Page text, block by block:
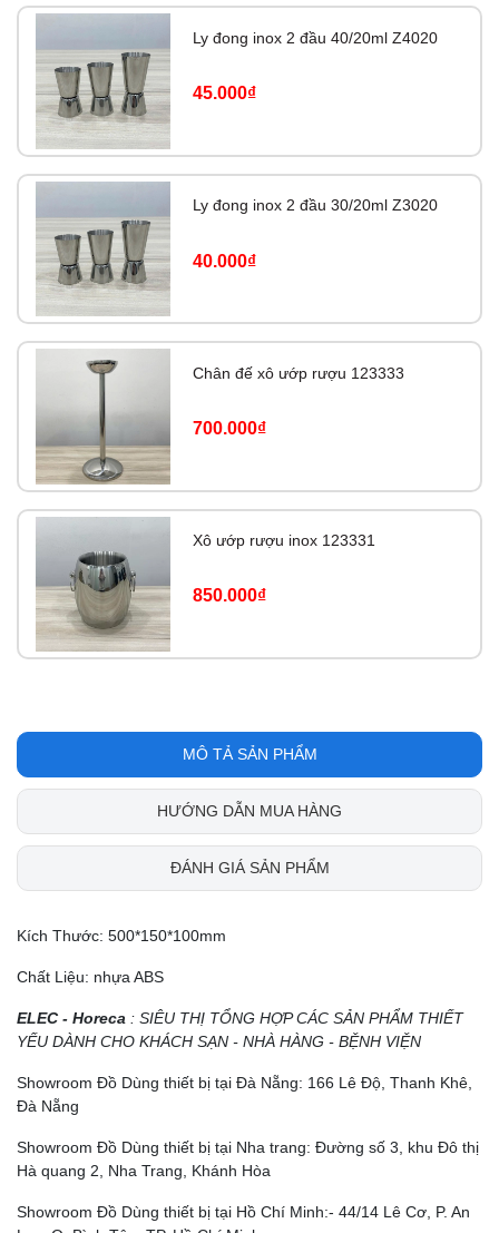
Ly đong inox 2 đầu 40/20ml Z4020
45.000₫
Ly đong inox 2 đầu 30/20ml Z3020
40.000₫
Chân đế xô ướp rượu 123333
700.000₫
Xô ướp rượu inox 123331
850.000₫
MÔ TẢ SẢN PHẨM
HƯỚNG DẪN MUA HÀNG
ĐÁNH GIÁ SẢN PHẨM
Kích Thước: 500*150*100mm
Chất Liệu: nhựa ABS
ELEC - Horeca : SIÊU THỊ TỔNG HỢP CÁC SẢN PHẨM THIẾT
YẾU DÀNH CHO KHÁCH SẠN - NHÀ HÀNG - BỆNH VIỆN
Showroom Đồ Dùng thiết bị tại Đà Nẵng: 166 Lê Độ, Thanh Khê,
Đà Nẵng
Showroom Đồ Dùng thiết bị tại Nha trang: Đường số 3, khu Đô thị
Hà quang 2, Nha Trang, Khánh Hòa
Showroom Đồ Dùng thiết bị tại Hồ Chí Minh:- 44/14 Lê Cơ, P. An